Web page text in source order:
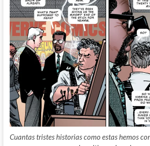
Cuantas tristes historias como estas hemos